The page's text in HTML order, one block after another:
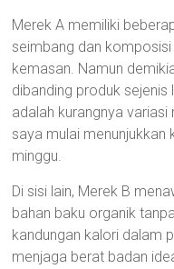
Merek A memiliki
seimbang dan
kemasan. Namun
dibanding produk sejenis
adalah kurangnya variasi
saya mulai
minggu.
Di sisi lain, Merek B
bahan baku organik
kandungan kalori dalam
menjaga berat badan